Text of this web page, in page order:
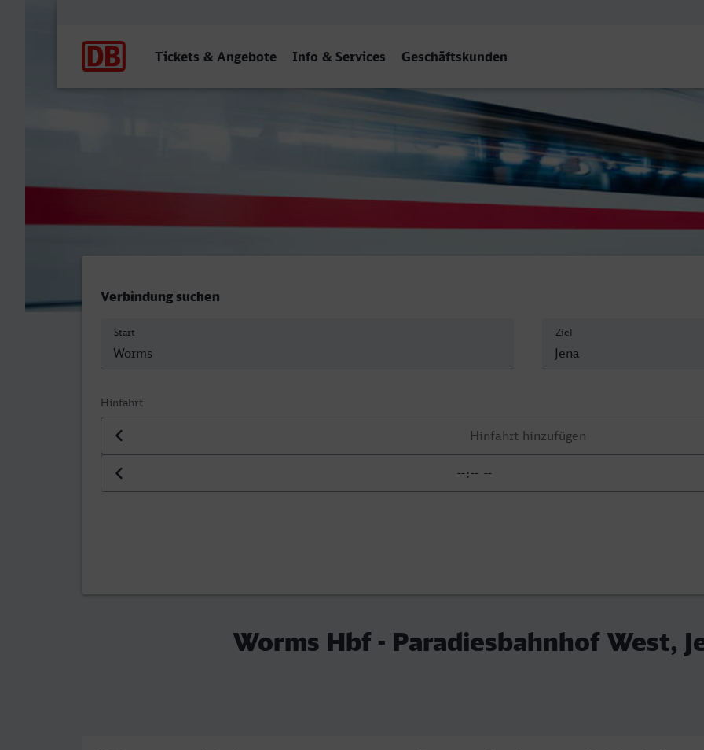
Tickets & Angebote Info & Services Geschäftskunden
Worms Hbf - Paradiesbahnhof West, Jena
Verbindung suchen
Start Ziel
Hinfahrt
Datum der Hinfahrt
Uhrzeit der Hinfahrt
Worms Hbf - Paradiesbahnhof West,